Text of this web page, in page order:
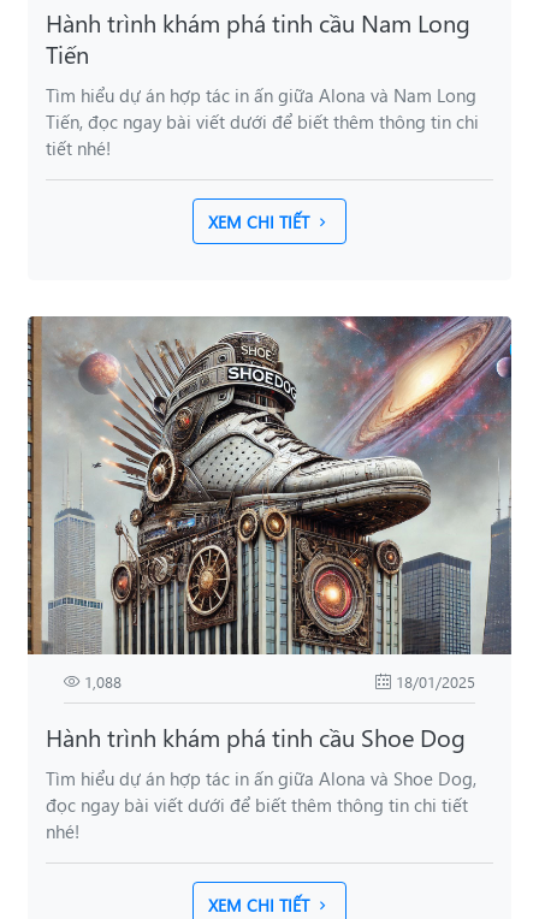
Hành trình khám phá tinh cầu Nam Long
Tiến
Tìm hiểu dự án hợp tác in ấn giữa Alona và Nam Long
Tiến, đọc ngay bài viết dưới để biết thêm thông tin chi
tiết nhé!
XEM CHI TIẾT
1,088 18/01/2025
Hành trình khám phá tinh cầu Shoe Dog
Tìm hiểu dự án hợp tác in ấn giữa Alona và Shoe Dog,
đọc ngay bài viết dưới để biết thêm thông tin chi tiết
nhé!
XEM CHI TIẾT